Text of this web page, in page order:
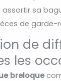
sa
de garde-
de
les
breloque